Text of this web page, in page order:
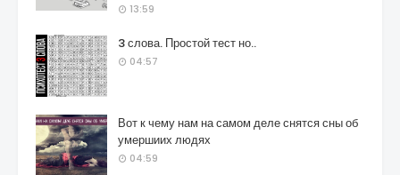
13:59
3 слова. Простой тест но..
04:57
Вот к чему нам на самом деле снятся сны об
умершиих людях
04:59